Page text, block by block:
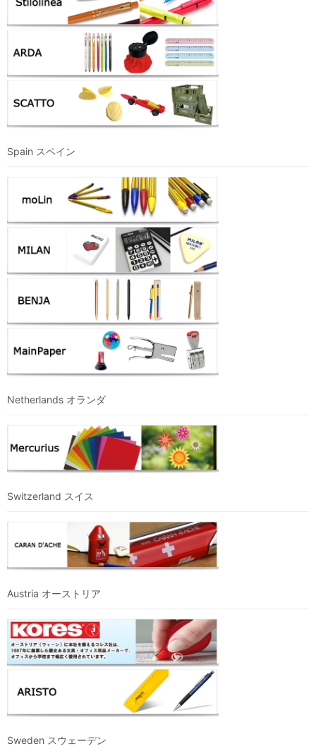
Spain スペイン
Netherlands オランダ
Switzerland スイス
Austria オーストリア
Sweden スウェーデン